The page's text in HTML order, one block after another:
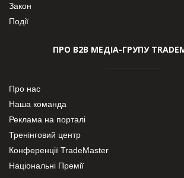
Закон
Події
ПРО В2В МЕДІА-ГРУПУ
Про нас
Наша команда
Реклама на порталі
Тренінговий центр
Конференції TradeMaster
Національні Премії